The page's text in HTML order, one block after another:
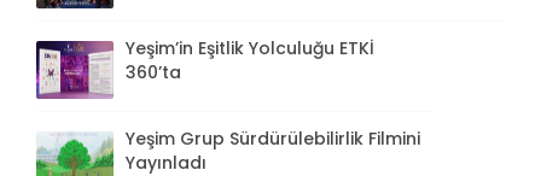
Yeşim’in Eşitlik Yolculuğu ETKİ
360’ta
Yeşim Grup Sürdürülebilirlik Filmini
Yayınladı